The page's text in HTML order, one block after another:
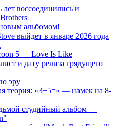
воссоединились и
альбомом!
выйдет в январе 2026 года
5 — Love Is Like
и дату релиза грядущего
эру
теория: «3+5=» — намек на 8-
студийный альбом —